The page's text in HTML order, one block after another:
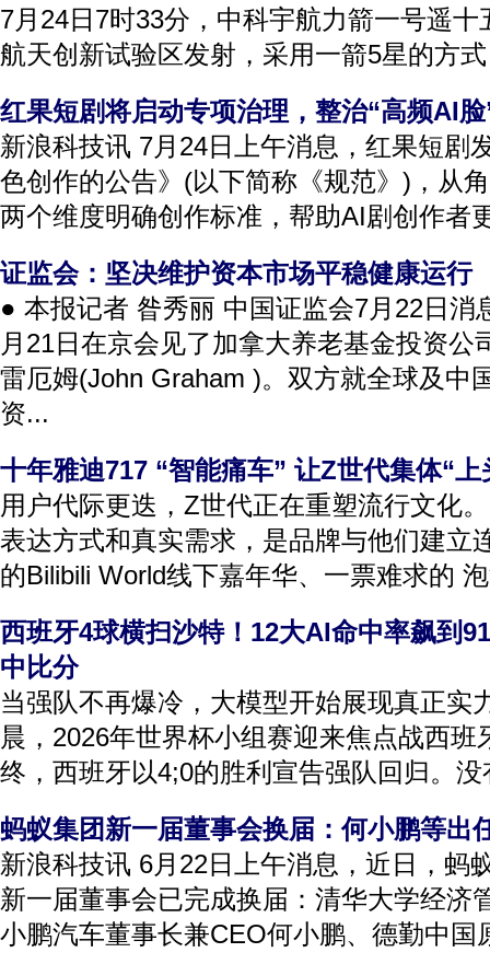
7月24日7时33分，中科宇航力箭一号遥
航天创新试验区发射，采用一箭5星的方
红果短剧将启动专项治理，整治“高频AI脸
新浪科技讯 7月24日上午消息，红果短剧
色创作的公告》(以下简称《规范》)，从
两个维度明确创作标准，帮助AI剧创作者
证监会：坚决维护资本市场平稳健康运行
● 本报记者 昝秀丽 中国证监会7月22日消
月21日在京会见了加拿大养老基金投资公
雷厄姆(John Graham )。双方就全球及中
资...
十年雅迪717 “智能痛车” 让Z世代集体“上
用户代际更迭，Z世代正在重塑流行文化
表达方式和真实需求，是品牌与他们建立
的Bilibili World线下嘉年华、一票难求的
西班牙4球横扫沙特！12大AI命中率飙到
中比分
当强队不再爆冷，大模型开始展现真正实
晨，2026年世界杯小组赛迎来焦点战西班
终，西班牙以4;0的胜利宣告强队回归。
蚂蚁集团新一届董事会换届：何小鹏等出
新浪科技讯 6月22日上午消息，近日，蚂
新一届董事会已完成换届：清华大学经济
小鹏汽车董事长兼CEO何小鹏、德勤中国